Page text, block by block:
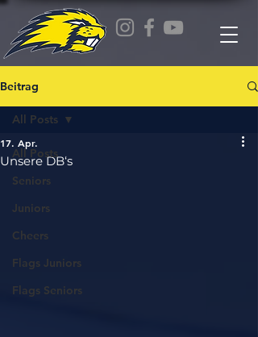
Beitrag
All Posts
Seniors
Juniors
Cheers
Flags Juniors
Flags Seniors
All Posts
Unsere DB‘s
17. Apr.